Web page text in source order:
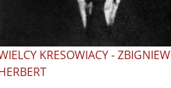
KRESOWIACY - ZBIGNIEW